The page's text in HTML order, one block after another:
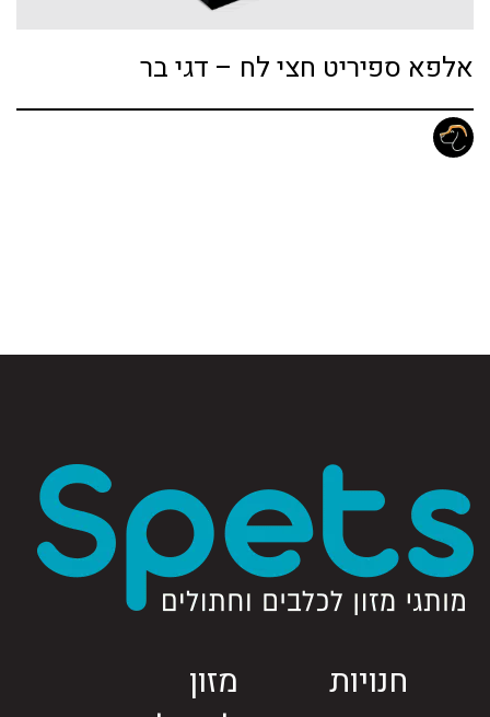
אלפא ספיריט חצי לח – דגי בר
חנויות
מזון